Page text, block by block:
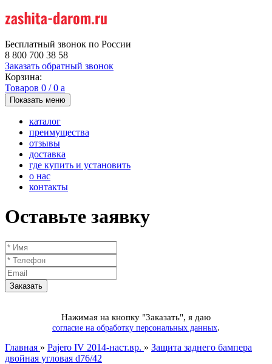
Бесплатный звонок по России
8 800 700 38 58
Заказать обратный звонок
Корзина:
Товаров 0 /0 a
Показать меню
каталог
преимущества
отзывы
доставка
где купить и установить
о нас
контакты
Оставьте заявку
Нажимая на кнопку "Заказать", я даю
согласие на обработку персональных данных.
Главная » Pajero IV 2014-наст.вр. » Защита заднего бампера
двойная угловая d76/42